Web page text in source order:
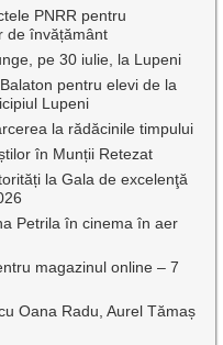
PNRR pentru
de învățământ
pe 30 iulie, la Lupeni
pentru elevi de la
Lupeni
la rădăcinile timpului
în Munții Retezat
la Gala de excelenţă
Petrila în cinema în aer
magazinul online – 7
Oana Radu, Aurel Tămaș